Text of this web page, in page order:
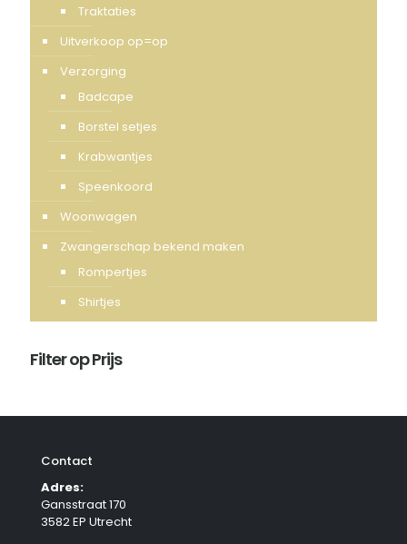
Traktaties
Uitverkoop op=op
Verzorging
Badcape
Borstel setjes
Krabwantjes
Speenkoord
Woonwagen
Zwangerschap bekend maken
Rompertjes
Shirtjes
Filter op Prijs
Contact
Adres:
Gansstraat 170
3582 EP Utrecht